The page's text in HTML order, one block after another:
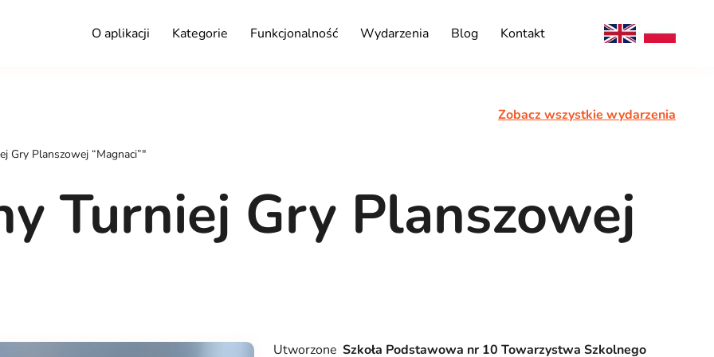
O aplikacji Kategorie Funkcjonalność Wydarzenia Blog Kontakt
Zobacz wszystkie wydarzenia
Gry Planszowej “Magnaci”"
Turniej Gry Planszowej
Utworzone Szkoła Podstawowa nr 10 Towarzystwa Szkolnego